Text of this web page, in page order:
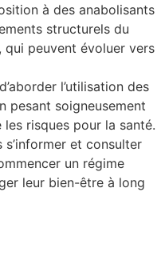
à des anabolisants
structurels du
peuvent évoluer vers
l’utilisation des
pesant soigneusement
risques pour la santé.
et consulter
un régime
leur bien-être à long